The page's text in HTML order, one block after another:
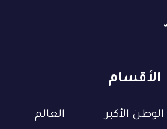
الأقسام
الوطن الأكبر العالم